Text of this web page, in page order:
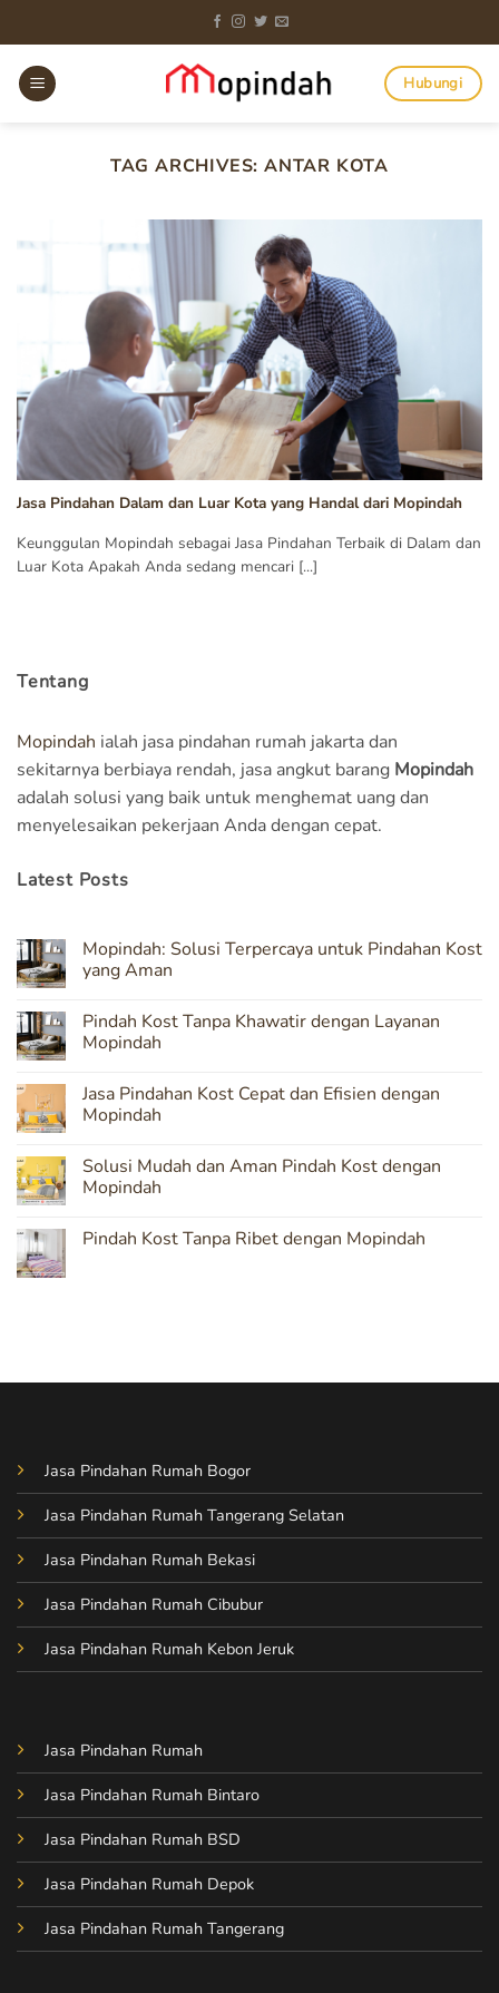
to
content
Hubungi
TAG ARCHIVES:ANTAR KOTA
Jasa Pindahan Dalam dan Luar Kota yang Handal dari Mopindah
Keunggulan Mopindah sebagai Jasa Pindahan Terbaik di Dalam dan
Luar Kota Apakah Anda sedang mencari [...]
Tentang
Mopindah ialah jasa pindahan rumah jakarta dan
sekitarnya berbiaya rendah, jasa angkut barang Mopindah
adalah solusi yang baik untuk menghemat uang dan
menyelesaikan pekerjaan Anda dengan cepat.
Latest Posts
Mopindah: Solusi Terpercaya untuk Pindahan Kost
yang Aman
on
Mopindah:
Solusi
Pindahan
Kost
yang
Pindah Kost Tanpa Khawatir dengan Layanan
Mopindah
on
Pindah
Kost
dengan
Layanan
Mopindah
Jasa Pindahan Kost Cepat dan Efisien dengan
Mopindah
on
Jasa
Pindahan
dan
Solusi Mudah dan Aman Pindah Kost dengan
Mopindah
on
Pindah Kost Tanpa Ribet dengan Mopindah
Jasa Pindahan Rumah Bogor
Jasa Pindahan Rumah Tangerang Selatan
Jasa Pindahan Rumah Bekasi
Jasa Pindahan Rumah Cibubur
Jasa Pindahan Rumah Kebon Jeruk
Jasa Pindahan Rumah
Jasa Pindahan Rumah Bintaro
Jasa Pindahan Rumah BSD
Jasa Pindahan Rumah Depok
Jasa Pindahan Rumah Tangerang